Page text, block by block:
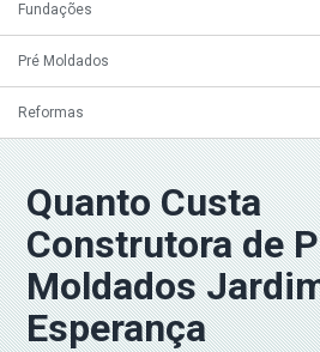
Fundações
Pré Moldados
Reformas
Quanto Custa
Construtora de
Moldados
Esperança